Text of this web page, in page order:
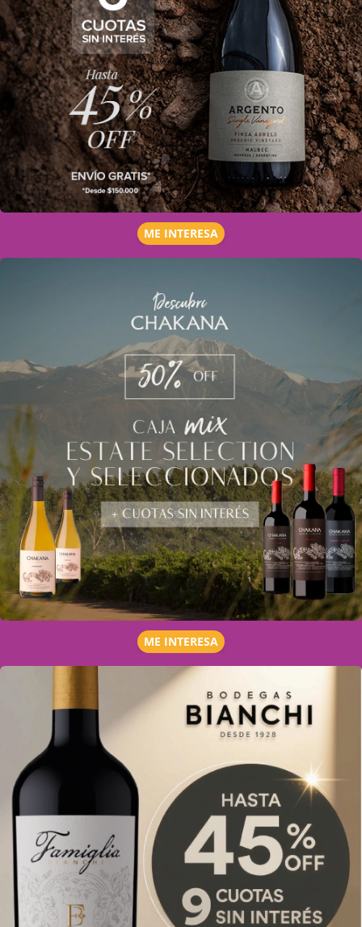
ME INTERESA
ME INTERESA